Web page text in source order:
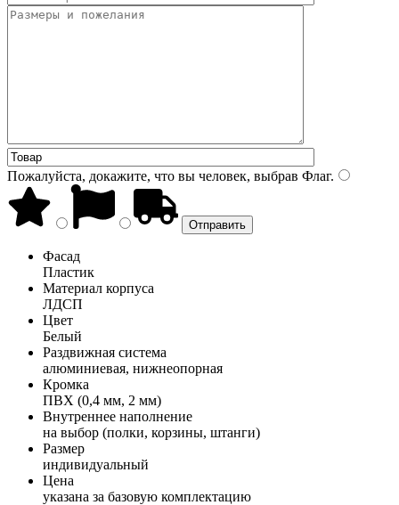
Пожалуйста, докажите, что вы человек, выбрав Флаг.
Фасад
Пластик
Материал корпуса
ЛДСП
Цвет
Белый
Раздвижная система
алюминиевая, нижнеопорная
Кромка
ПВХ (0,4 мм, 2 мм)
Внутреннее наполнение
на выбор (полки, корзины, штанги)
Размер
индивидуальный
Цена
указана за базовую комплектацию